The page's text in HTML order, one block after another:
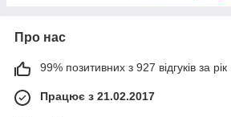
Про нас
99% позитивних з 927 відгуків за рік
Працює з 21.02.2017